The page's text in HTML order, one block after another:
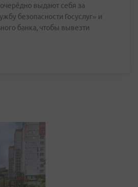
выдают себя за
безопасности Госуслуг» и
банка, чтобы вывезти